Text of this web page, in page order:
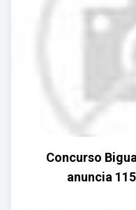
Concurso
anuncia